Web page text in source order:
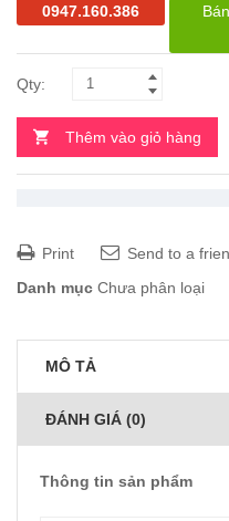
0947.160.386
Thêm vào giỏ hàng
Print
Send to a
Danh mục Chưa phân loại
MÔ TẢ
ĐÁNH GIÁ (0)
Thông tin sản phẩm